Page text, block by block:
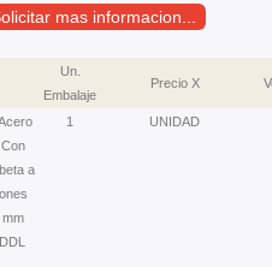
mas informacion...
Un.
Embalaje
Precio X
a
1 UNIDAD